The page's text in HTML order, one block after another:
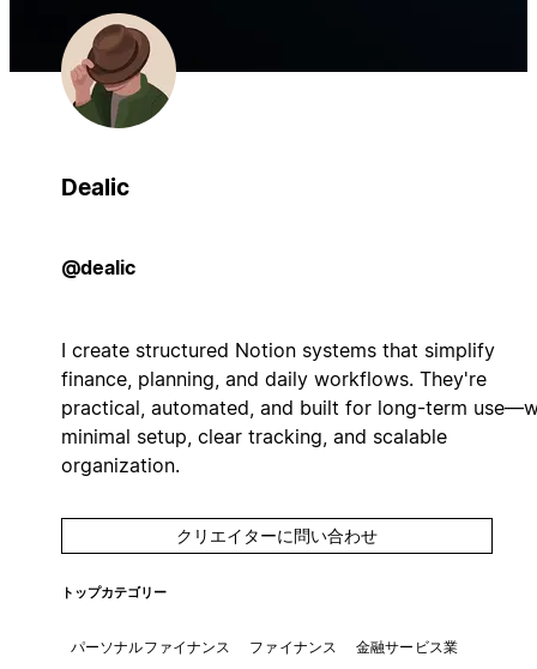
Dealic
@dealic
I create structured Notion systems that simplify
finance, planning, and daily workflows. They're
practical, automated, and built for long-term
minimal setup, clear tracking, and scalable
organization.
クリエイターに問い合わせ
トップカテゴリー
パーソナルファイナンス ファイナンス 金融サービス業